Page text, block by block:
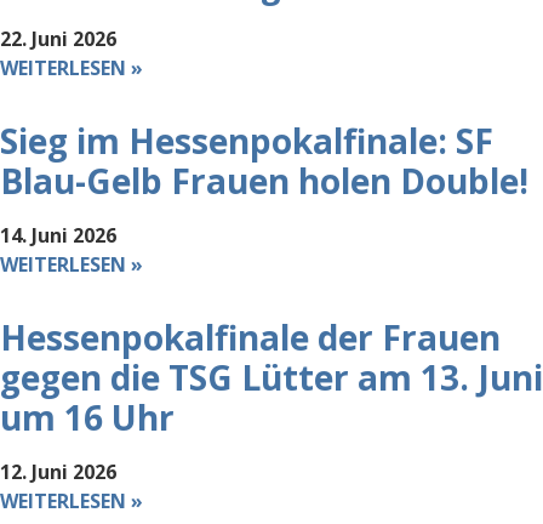
22. Juni 2026
WEITERLESEN »
Sieg im Hessenpokalfinale: SF
Blau-Gelb Frauen holen Double!
14. Juni 2026
WEITERLESEN »
Hessenpokalfinale der Frauen
gegen die TSG Lütter am 13. Juni
um 16 Uhr
12. Juni 2026
WEITERLESEN »